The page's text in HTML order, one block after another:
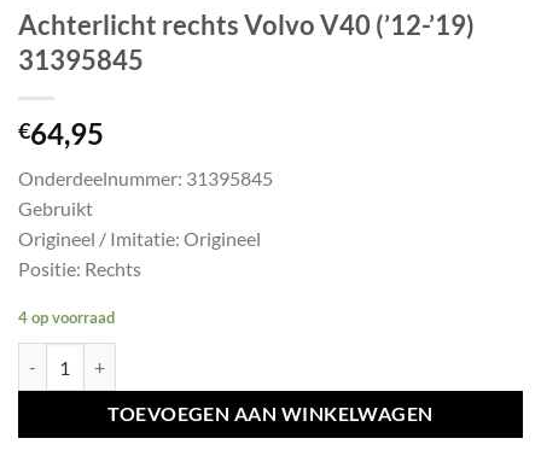
Achterlicht rechts Volvo V40 (’12-’19)
31395845
€64,95
Onderdeelnummer: 31395845
Gebruikt
Origineel / Imitatie: Origineel
Positie: Rechts
4 op voorraad
TOEVOEGEN AAN WINKELWAGEN